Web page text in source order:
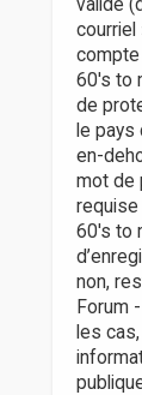
courriel
compte
60's to
de
le pays
en-
mot de
requise
60's to
non,
Forum
les